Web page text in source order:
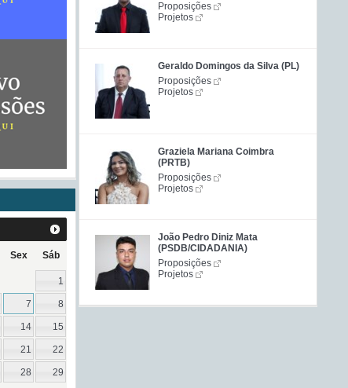
Proposições
Projetos
Geraldo Domingos da Silva (PL)
Proposições
Projetos
Graziela Mariana Coimbra
(PRTB)
Proposições
Projetos
João Pedro Diniz Mata
(PSDB/CIDADANIA)
Proposições
Projetos
Sex Sáb
1
7 8
14 15
21 22
28 29